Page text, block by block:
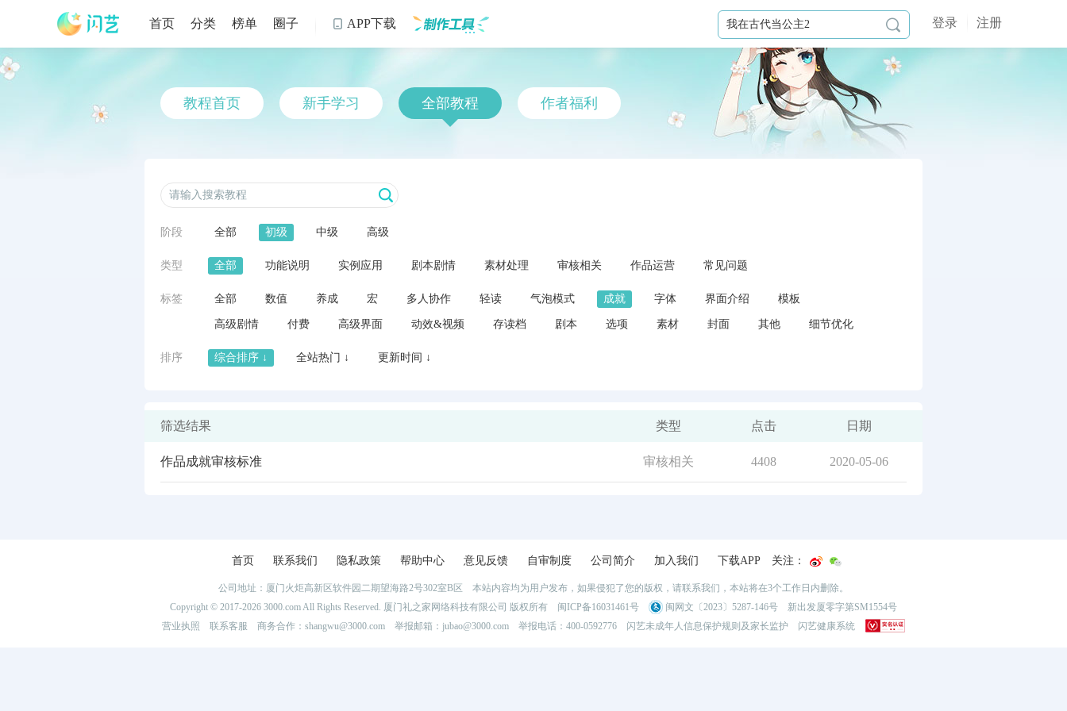
首页 分类 榜单 圈子  APP下载 登录 注册

教程首页 新手学习 全部教程 作者福利
阶段 全部 初级 中级 高级
类型 全部 功能说明 实例应用 剧本剧情 素材处理 审核相关 作品运营 常见问题
标签 全部 数值 养成 宏 多人协作 轻读 气泡模式 成就 字体 界面介绍 模板
高级剧情 付费 高级界面 动效&视频 存读档 剧本 选项 素材 封面 其他 细节优化
排序 综合排序 ↓ 全站热门 ↓ 更新时间 ↓
筛选结果 类型 点击 日期
作品成就审核标准 审核相关 4408 2020-05-06
首页 联系我们 隐私政策 帮助中心 意见反馈 自审制度 公司简介 加入我们 下载APP 关注：
公司地址：厦门火炬高新区软件园二期望海路2号302室B区 本站内容均为用户发布，如果侵犯了您的版权，请联系我们，本站将在3个工作日内删除。
Copyright © 2017-2026 3000.com All Rights Reserved. 厦门礼之家网络科技有限公司 版权所有 闽ICP备16031461号 闽网文〔2023〕5287-146号
新出发厦零字第SM1554号
营业执照
联系客服 商务合作：shangwu@3000.com 举报邮箱：jubao@3000.com 举报电话：400-0592776 闪艺未成年人信息保护规则及家长监护 闪艺健康系统